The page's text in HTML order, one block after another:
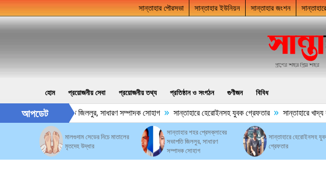
সান্তাহার পৌরসভা সান্তাহার ইউনিয়ন সান্তাহার জংশন
হোম প্রয়োজনীয় সেবা প্রয়োজনীয় তথ্য প্রতিষ্ঠান ও সংগঠন গুণীজন বিবিধ
আপডেট
শহর প্রেসক্লাবের সভাপতি জিললুর, সাধারণ সম্পাদক সোহাগ » সান্তাহারে হেরোইনসহ যুবক গ্রেফতার » সান্তাহারে খাদ্য
মালগুদাম সেডের নিচে মাতালের
মৃতদেহ উদ্ধার
সান্তাহার শহর প্রেসক্লাবের
সভাপতি জিললুর, সাধারণ
সম্পাদক সোহাগ
সান্তাহারে হেরোইনসহ
গ্রেফতার